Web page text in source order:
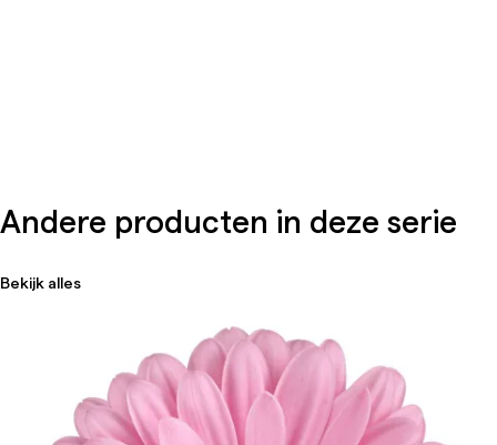
Andere producten in deze serie
Bekijk alles